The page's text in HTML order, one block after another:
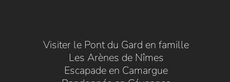
Visiter le Pont du Gard en famille
Les Arènes de Nîmes
Escapade en Camargue